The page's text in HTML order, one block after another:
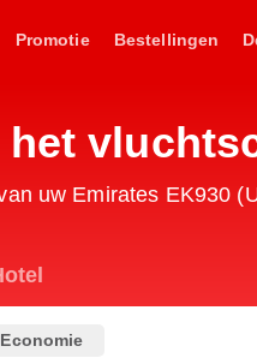
Promotie Bestellingen
uw Emirates EK930
Economie